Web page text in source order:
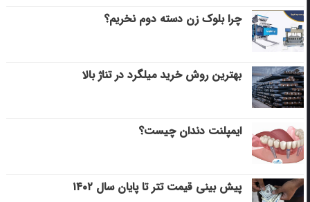
چرا بلوک زن دسته دوم نخریم؟
بهترین روش خرید میلگرد در تناژ بالا
ایمپلنت دندان چیست؟
پیش بینی قیمت تتر تا پایان سال ۱۴۰۲